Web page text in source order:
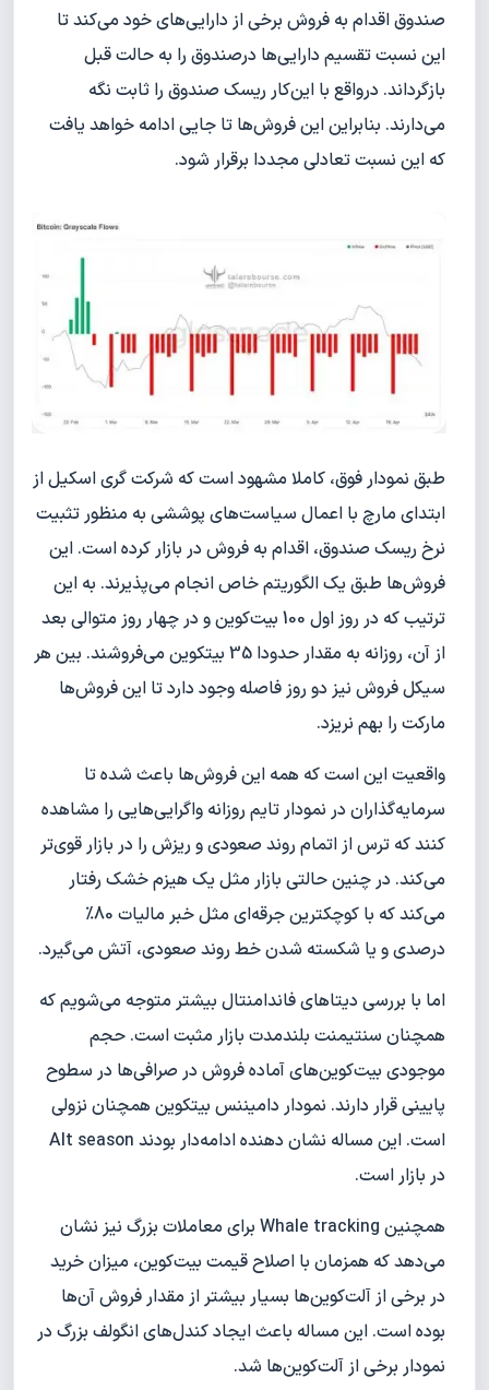
صندوق اقدام به فروش برخی از دارایی‌های خود می‌کند تا
این نسبت تقسیم دارایی‌ها درصندوق را به حالت قبل
بازگرداند. درواقع با این‌کار ریسک صندوق را ثابت نگه
می‌دارند. بنابراین این فروش‌ها تا جایی ادامه خواهد یافت
که این نسبت تعادلی مجددا برقرار شود.
طبق نمودار فوق، کاملا مشهود است که شرکت گری اسکیل از
ابتدای مارچ با اعمال سیاست‌های پوششی به منظور تثبیت
نرخ ریسک صندوق، اقدام به فروش در بازار کرده است. این
فروش‌ها طبق یک الگوریتم خاص انجام می‌پذیرند. به این
ترتیب که در روز اول 100 بیت‌کوین و در چهار روز متوالی بعد
از آن، روزانه به مقدار حدودا 35 بیتکوین می‌فروشند. بین هر
سیکل فروش نیز دو روز فاصله وجود دارد تا این فروش‌ها
مارکت را بهم نریزد.
واقعیت این است که همه این فروش‌ها باعث شده تا
سرمایه‌گذاران در نمودار تایم روزانه واگرایی‌هایی را مشاهده
کنند که ترس از اتمام روند صعودی و ریزش را در بازار قوی‌تر
می‌کند. در چنین حالتی بازار مثل یک هیزم خشک رفتار
می‌کند که با کوچکترین جرقه‌ای مثل خبر مالیات 80%
درصدی و یا شکسته شدن خط روند صعودی، آتش می‌گیرد.
اما با بررسی دیتاهای فاندامنتال بیشتر متوجه می‌شویم که
همچنان سنتیمنت بلندمدت بازار مثبت است. حجم
موجودی بیت‌کوین‌های آماده فروش در صرافی‌ها در سطوح
پایینی قرار دارند. نمودار دامیننس بیتکوین همچنان نزولی
است. این مساله نشان دهنده ادامه‌دار بودند Alt season
در بازار است.
همچنین Whale tracking برای معاملات بزرگ نیز نشان
می‌دهد که همزمان با اصلاح قیمت بیت‌کوین، میزان خرید
در برخی از آلت‌کوین‌ها بسیار بیشتر از مقدار فروش آن‌ها
بوده است. این مساله باعث ایجاد کندل‌های انگولف بزرگ در
نمودار برخی از آلت‌کوین‌ها شد.